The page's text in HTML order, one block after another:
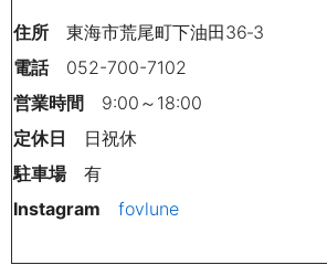
住所 東海市荒尾町下油田36‐3
電話052-700-7102
営業時間 9:00～18:00
定休日 日祝休
駐車場有
Instagram
fovlune